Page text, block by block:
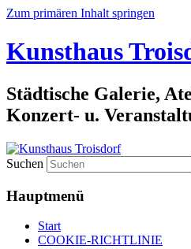
Zum primären Inhalt springen
Kunsthaus
Städtische Galerie,
Konzert- u.
Suchen
Hauptmenü
Start
COOKIE-RICHTLINIE